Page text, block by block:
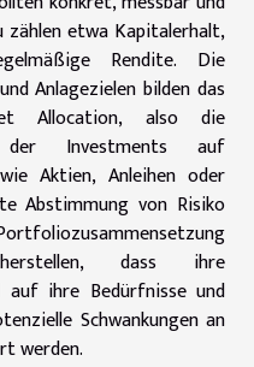
etwa Kapitalerhalt,
Rendite. Die
Anlagezielen bilden das
Allocation, also die
Investments auf
Aktien, Anleihen oder
Abstimmung von Risiko
dass ihre
ihre Bedürfnisse und
Schwankungen an
werden.